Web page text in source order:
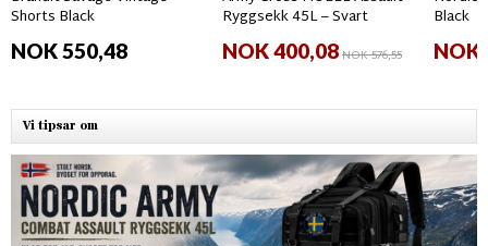
Shorts Black
NOK 550,48
Ryggsekk 45L – Svart
NOK 400,08NOK 576,55
Black
NOK
Vi tipsar om